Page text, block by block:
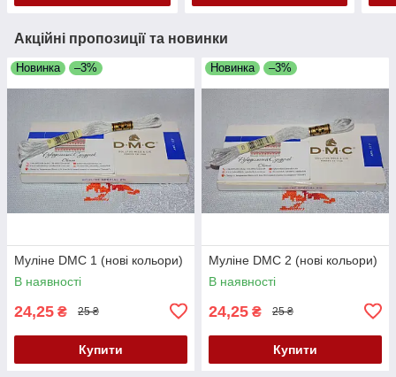
Акційні пропозиції та новинки
Новинка –3%
Муліне DMC 1 (нові кольори)
В наявності
24,25 ₴ 25 ₴
Купити
Новинка –3%
Муліне DMC 2 (нові кольори)
В наявності
24,25 ₴ 25 ₴
Купити